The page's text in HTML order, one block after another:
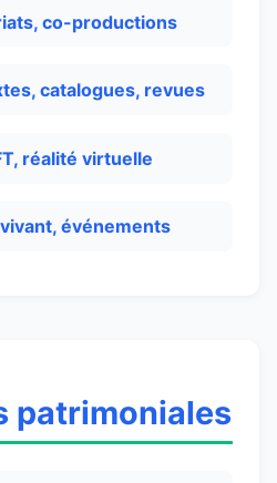
co-productions
catalogues, revues
réalité virtuelle
événements
patrimoniales